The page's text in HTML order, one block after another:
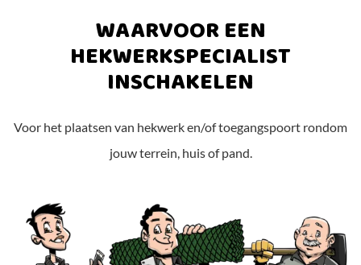
WAARVOOR EEN
HEKWERKSPECIALIST
INSCHAKELEN
Voor het plaatsen van hekwerk en/of toegangspoort rondom
jouw terrein, huis of pand.